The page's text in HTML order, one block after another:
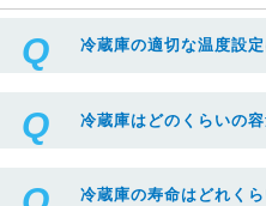
冷蔵庫の適切な温度設
冷蔵庫はどのくらいの
冷蔵庫の寿命はどれくら